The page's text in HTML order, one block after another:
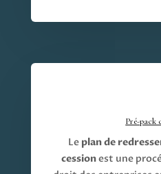
Pré-pack
Le plan de
cessionest une